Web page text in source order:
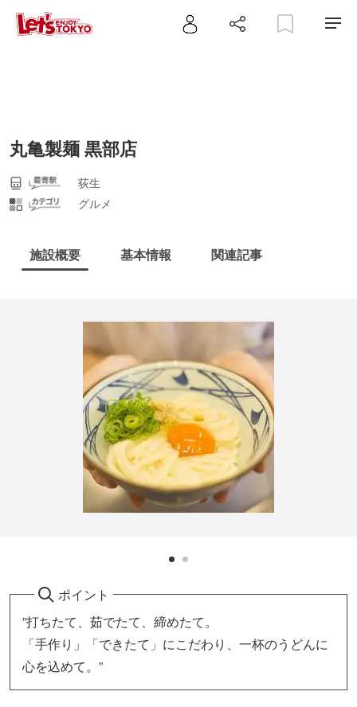
丸亀製麺 黒部店
荻生
グルメ
施設概要 基本情報 関連記事
ポイント
”打ちたて、茹でたて、締めたて。
「手作り」「できたて」にこだわり、一杯のうどんに
心を込めて。”